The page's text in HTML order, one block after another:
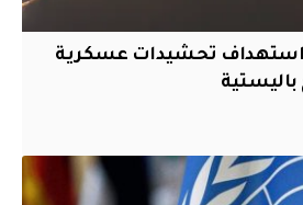
استهداف تحشيدات عسكرية